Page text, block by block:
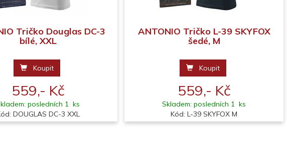
Tričko Douglas DC-3
bílé, XXL
Koupit
559,- Kč
posledních 1 ks
DOUGLAS DC-3 XXL
ANTONIO Tričko L-39 SKYFOX
šedé, M
Koupit
559,- Kč
Skladem: posledních 1 ks
Kód: L-39 SKYFOX M